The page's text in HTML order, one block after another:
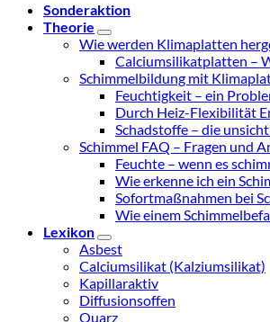
Sonderaktion
Theorie
Wie werden Klimaplatten
Calciumsilikatplatten –
Schimmelbildung mit
Feuchtigkeit – ein
Durch Heiz-Flexibilität
Schadstoffe – die
Schimmel FAQ – Fragen und
Feuchte – wenn es
Wie erkenne ich ein
Sofortmaßnahmen bei
Wie einem
Lexikon
Asbest
Calciumsilikat (Kalziumsilikat)
Kapillaraktiv
Diffusionsoffen
Quarz